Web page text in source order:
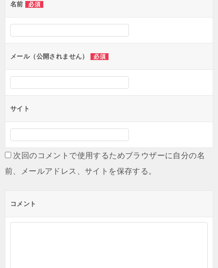
ー
シ
ン
名前 必須
メール（公開されません） 必須
サイト
次回のコメントで使用するためブラウザーに自分の名
前、メールアドレス、サイトを保存する。
コメント